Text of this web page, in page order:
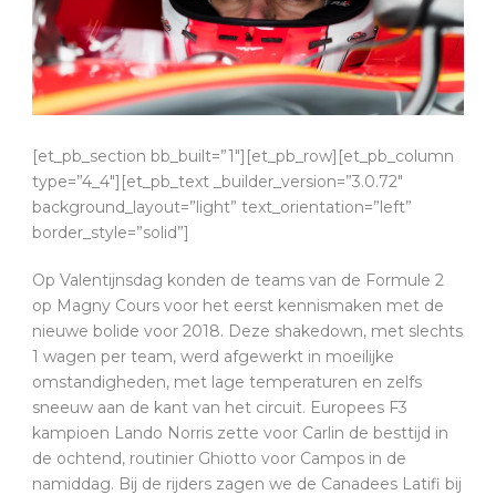
[et_pb_section bb_built=”1″][et_pb_row][et_pb_column
type=”4_4″][et_pb_text _builder_version=”3.0.72″
background_layout=”light” text_orientation=”left”
border_style=”solid”]
Op Valentijnsdag konden de teams van de Formule 2
op Magny Cours voor het eerst kennismaken met de
nieuwe bolide voor 2018. Deze shakedown, met slechts
1 wagen per team, werd afgewerkt in moeilijke
omstandigheden, met lage temperaturen en zelfs
sneeuw aan de kant van het circuit. Europees F3
kampioen Lando Norris zette voor Carlin de besttijd in
de ochtend, routinier Ghiotto voor Campos in de
namiddag. Bij de rijders zagen we de Canadees Latifi bij